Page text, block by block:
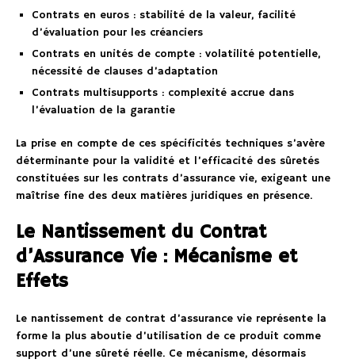
Contrats en euros : stabilité de la valeur, facilité
d’évaluation pour les créanciers
Contrats en unités de compte : volatilité potentielle,
nécessité de clauses d’adaptation
Contrats multisupports : complexité accrue dans
l’évaluation de la garantie
La prise en compte de ces spécificités techniques s’avère
déterminante pour la validité et l’efficacité des sûretés
constituées sur les contrats d’assurance vie, exigeant une
maîtrise fine des deux matières juridiques en présence.
Le Nantissement du Contrat
d’Assurance Vie : Mécanisme et
Effets
Le nantissement de contrat d’assurance vie représente la
forme la plus aboutie d’utilisation de ce produit comme
support d’une sûreté réelle. Ce mécanisme, désormais